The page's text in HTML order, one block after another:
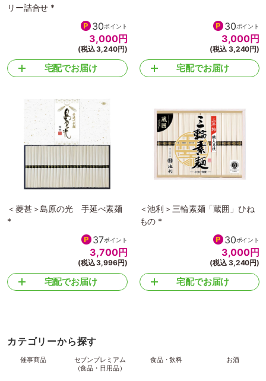
リー詰合せ *
30ポイント
3,000円
(税込 3,240円)
宅配でお届け
30ポイント
3,000円
(税込 3,240円)
宅配でお届け
＜菱甚＞島原の光 手延べ素麺
*
37ポイント
3,700円
(税込 3,996円)
宅配でお届け
＜池利＞三輪素麺「蔵囲」ひね
もの *
30ポイント
3,000円
(税込 3,240円)
宅配でお届け
カテゴリーから探す
催事商品
セブンプレミアム
（食品・日用品）
食品・飲料 お酒